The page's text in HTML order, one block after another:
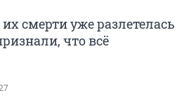
смерти уже разлетелась
что всё